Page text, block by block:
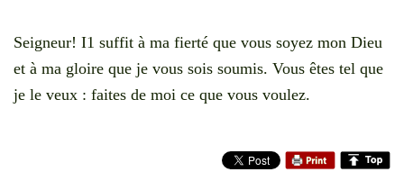
Seigneur! I1 suffit à ma fierté que vous soyez mon Dieu
et à ma gloire que je vous sois soumis. Vous êtes tel que
je le veux : faites de moi ce que vous voulez.